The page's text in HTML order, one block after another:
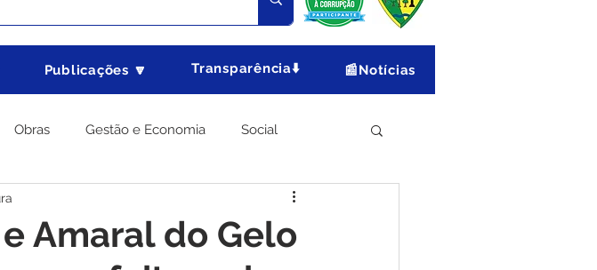
Publicações 🔽 Transparência⬇️ 📰Notícias
Obras Gestão e Economia Social
Meio Ambiente
Amaral do Gelo